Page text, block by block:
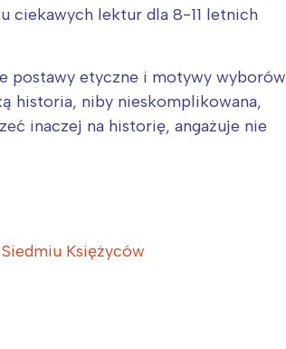
ciekawych lektur dla 8-11 letnich
postawy etyczne i motywy wyborów
historia, niby nieskomplikowana,
inaczej na historię, angażuje nie
Księżyców